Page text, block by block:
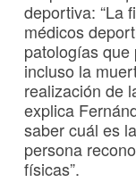
deportiva: “La
médicos
patologías
incluso la
realización de
explica
saber cuál es
persona
físicas”.